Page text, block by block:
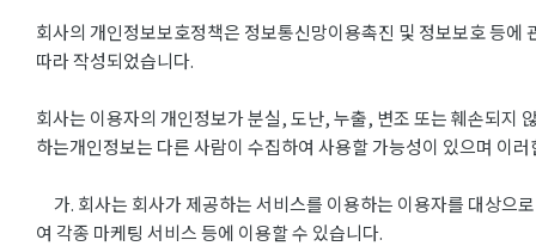
회사의 개인정보보호정책은 정보통신망이용촉진 및 정보보호 등
따라 작성되었습니다.
회사는 이용자의 개인정보가 분실, 도난, 누출, 변조 또는 훼손되지
하는개인정보는 다른 사람이 수집하여 사용할 가능성이 있으며 이
가. 회사는 회사가 제공하는 서비스를 이용하는 이용자를 대상으
여 각종 마케팅 서비스 등에 이용할 수 있습니다.